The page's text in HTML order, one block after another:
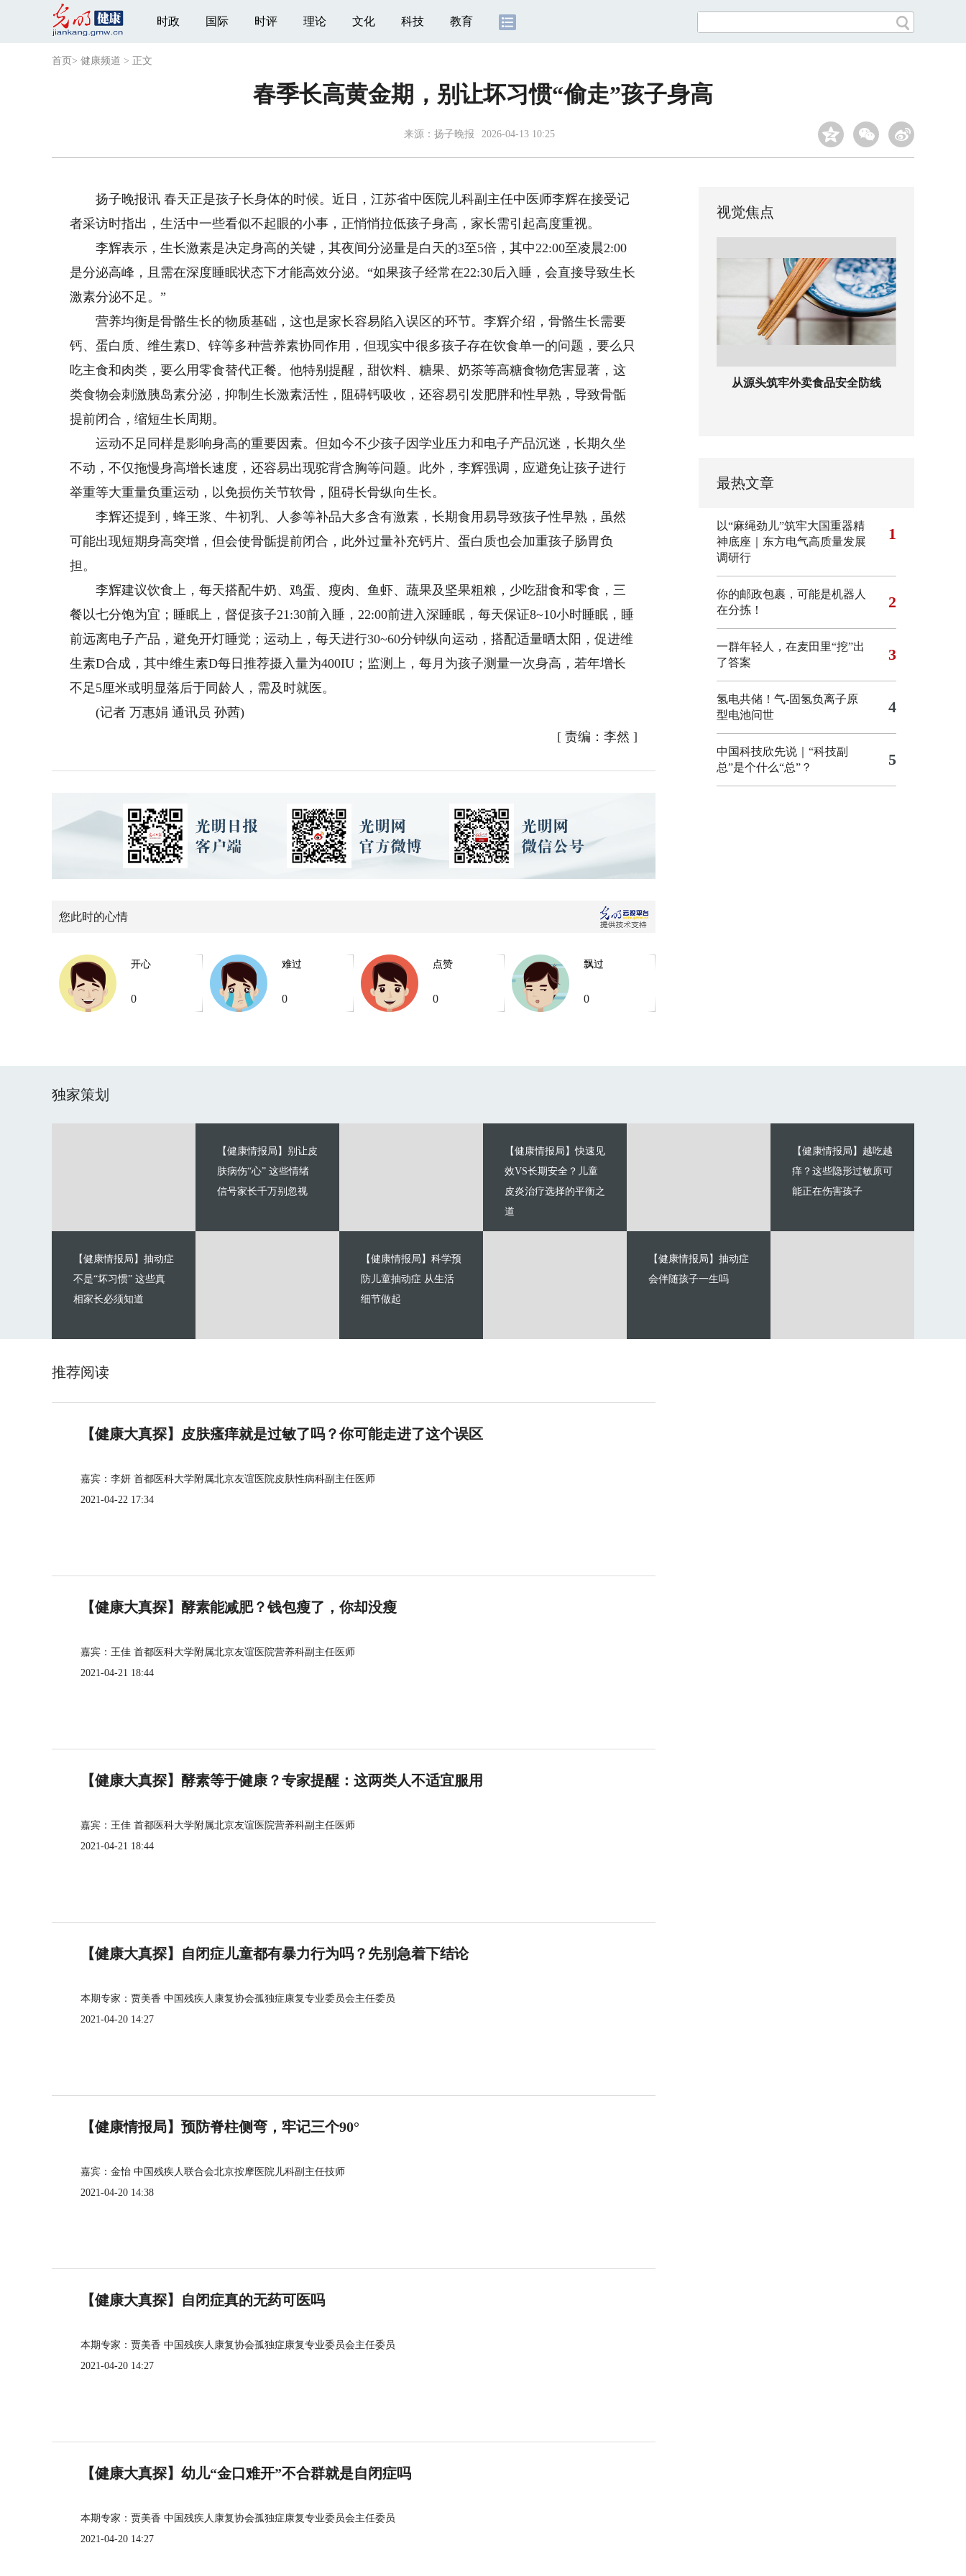
时政 国际 时评 理论 文化 科技 教育
首页 > 健康频道 > 正文
春季长高黄金期，别让坏习惯“偷走”孩子身高
来源： 扬子晚报 2026-04-13 10:25
扬子晚报讯 春天正是孩子长身体的时候。近日，江苏省中医院儿科副主任中医师李辉在接受记
者采访时指出，生活中一些看似不起眼的小事，正悄悄拉低孩子身高，家长需引起高度重视。
李辉表示，生长激素是决定身高的关键，其夜间分泌量是白天的3至5倍，其中22:00至凌晨2:00
是分泌高峰，且需在深度睡眠状态下才能高效分泌。“如果孩子经常在22:30后入睡，会直接导致生长
激素分泌不足。”
营养均衡是骨骼生长的物质基础，这也是家长容易陷入误区的环节。李辉介绍，骨骼生长需要
钙、蛋白质、维生素D、锌等多种营养素协同作用，但现实中很多孩子存在饮食单一的问题，要么只
吃主食和肉类，要么用零食替代正餐。他特别提醒，甜饮料、糖果、奶茶等高糖食物危害显著，这
类食物会刺激胰岛素分泌，抑制生长激素活性，阻碍钙吸收，还容易引发肥胖和性早熟，导致骨骺
提前闭合，缩短生长周期。
运动不足同样是影响身高的重要因素。但如今不少孩子因学业压力和电子产品沉迷，长期久坐
不动，不仅拖慢身高增长速度，还容易出现驼背含胸等问题。此外，李辉强调，应避免让孩子进行
举重等大重量负重运动，以免损伤关节软骨，阻碍长骨纵向生长。
李辉还提到，蜂王浆、牛初乳、人参等补品大多含有激素，长期食用易导致孩子性早熟，虽然
可能出现短期身高突增，但会使骨骺提前闭合，此外过量补充钙片、蛋白质也会加重孩子肠胃负
担。
李辉建议饮食上，每天搭配牛奶、鸡蛋、瘦肉、鱼虾、蔬果及坚果粗粮，少吃甜食和零食，三
餐以七分饱为宜；睡眠上，督促孩子21:30前入睡，22:00前进入深睡眠，每天保证8~10小时睡眠，睡
前远离电子产品，避免开灯睡觉；运动上，每天进行30~60分钟纵向运动，搭配适量晒太阳，促进维
生素D合成，其中维生素D每日推荐摄入量为400IU；监测上，每月为孩子测量一次身高，若年增长
不足5厘米或明显落后于同龄人，需及时就医。
(记者 万惠娟 通讯员 孙茜)
[ 责编：李然 ]
您此时的心情
开心
0
难过
0
点赞
0
飘过
0
视觉焦点
从源头筑牢外卖食品安全防线
最热文章
以“麻绳劲儿”筑牢大国重器精
神底座｜东方电气高质量发展
调研行
1
你的邮政包裹，可能是机器人
在分拣！
2
一群年轻人，在麦田里“挖”出
了答案
3
氢电共储！气-固氢负离子原
型电池问世
4
中国科技欣先说｜“科技副
总”是个什么“总”？
5
独家策划
【健康情报局】别让皮
肤病伤“心” 这些情绪
信号家长千万别忽视
【健康情报局】抽动症
不是“坏习惯” 这些真
相家长必须知道
【健康情报局】快速见
效VS长期安全？儿童
皮炎治疗选择的平衡之
道
【健康情报局】科学预
防儿童抽动症 从生活
细节做起
【健康情报局】越吃越
痒？这些隐形过敏原可
能正在伤害孩子
【健康情报局】抽动症
会伴随孩子一生吗
推荐阅读
【健康大真探】皮肤瘙痒就是过敏了吗？你可能走进了这个误区
嘉宾：李妍 首都医科大学附属北京友谊医院皮肤性病科副主任医师
2021-04-22 17:34
【健康大真探】酵素能减肥？钱包瘦了，你却没瘦
嘉宾：王佳 首都医科大学附属北京友谊医院营养科副主任医师
2021-04-21 18:44
【健康大真探】酵素等于健康？专家提醒：这两类人不适宜服用
嘉宾：王佳 首都医科大学附属北京友谊医院营养科副主任医师
2021-04-21 18:44
【健康大真探】自闭症儿童都有暴力行为吗？先别急着下结论
本期专家：贾美香 中国残疾人康复协会孤独症康复专业委员会主任委员
2021-04-20 14:27
【健康情报局】预防脊柱侧弯，牢记三个90°
嘉宾：金怡 中国残疾人联合会北京按摩医院儿科副主任技师
2021-04-20 14:38
【健康大真探】自闭症真的无药可医吗
本期专家：贾美香 中国残疾人康复协会孤独症康复专业委员会主任委员
2021-04-20 14:27
【健康大真探】幼儿“金口难开”不合群就是自闭症吗
本期专家：贾美香 中国残疾人康复协会孤独症康复专业委员会主任委员
2021-04-20 14:27